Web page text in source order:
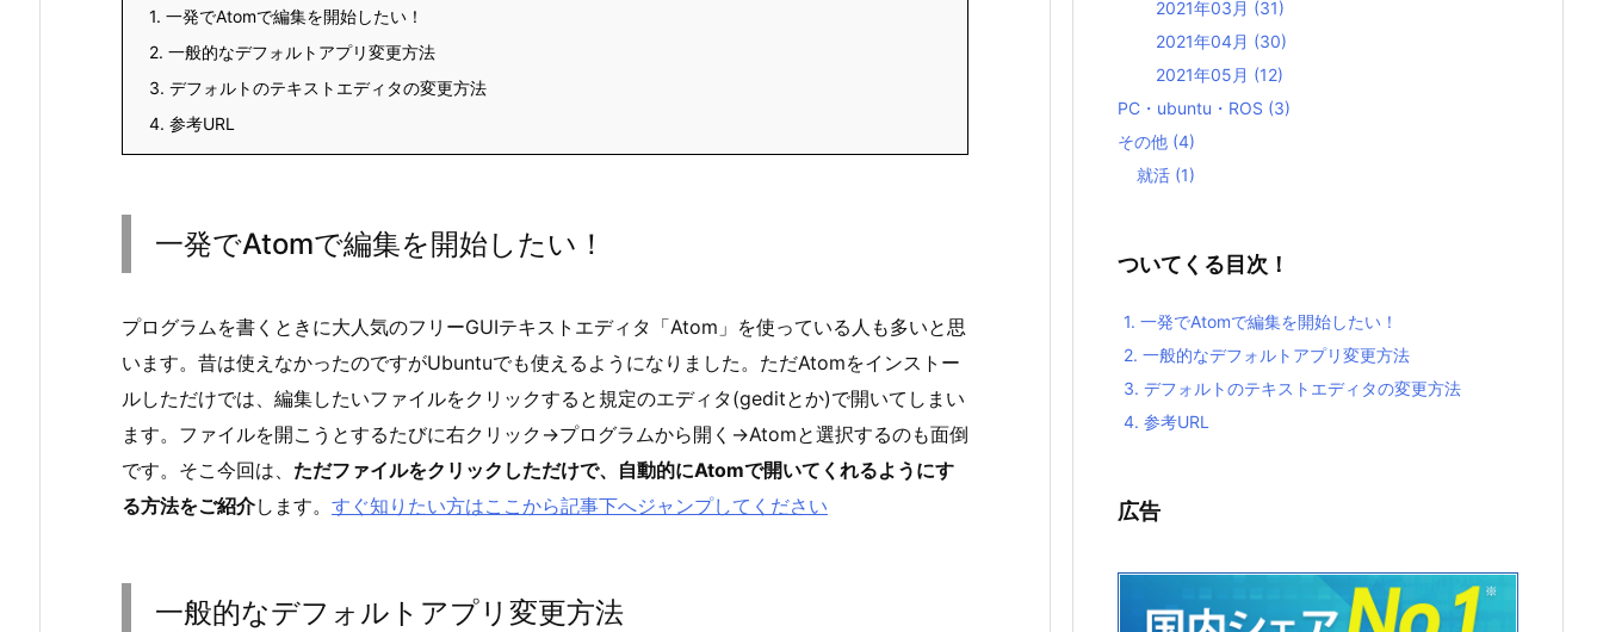
1. 一発でAtomで編集を開始したい！
2. 一般的なデフォルトアプリ変更方法
3. デフォルトのテキストエディタの変更方法
4. 参考URL
一発でAtomで編集を開始したい！
プログラムを書くときに大人気のフリーGUIテキストエディタ「Atom」を使っている人も多いと思
います。昔は使えなかったのですがUbuntuでも使えるようになりました。ただAtomをインストー
ルしただけでは、編集したいファイルをクリックすると規定のエディタ(geditとか)で開いてしまい
ます。ファイルを開こうとするたびに右クリック→プログラムから開く→Atomと選択するのも面倒
です。そこ今回は、 ただファイルをクリックしただけで、自動的にAtomで開いてくれるようにす
る方法をご紹介します。 すぐ知りたい方はここから記事下へジャンプしてください
一般的なデフォルトアプリ変更方法
2021年03月 (31)
2021年04月 (30)
2021年05月 (12)
PC・ubuntu・ROS (3)
その他 (4)
就活 (1)
ついてくる目次！
1. 一発でAtomで編集を開始したい！
2. 一般的なデフォルトアプリ変更方法
3. デフォルトのテキストエディタの変更方法
4. 参考URL
広告